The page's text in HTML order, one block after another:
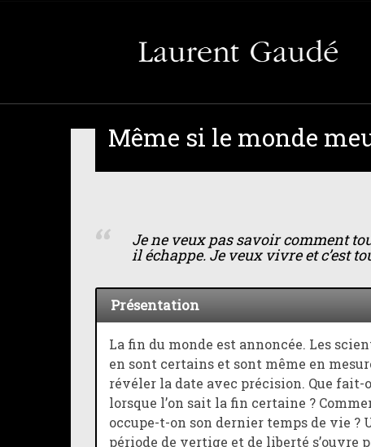
Même si le monde
Je ne veux pas savoir comment
il échappe. Je veux vivre et c’est
Présentation
La fin du monde est annoncée. Les
en sont certains et sont même en
révéler la date avec précision. Que fait-
lorsque l’on sait la fin certaine ?
occupe-t-on son dernier temps de vie ?
période de vertige et de liberté s’ouvre